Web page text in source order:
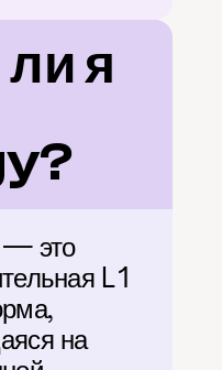
я
— это
L1
на